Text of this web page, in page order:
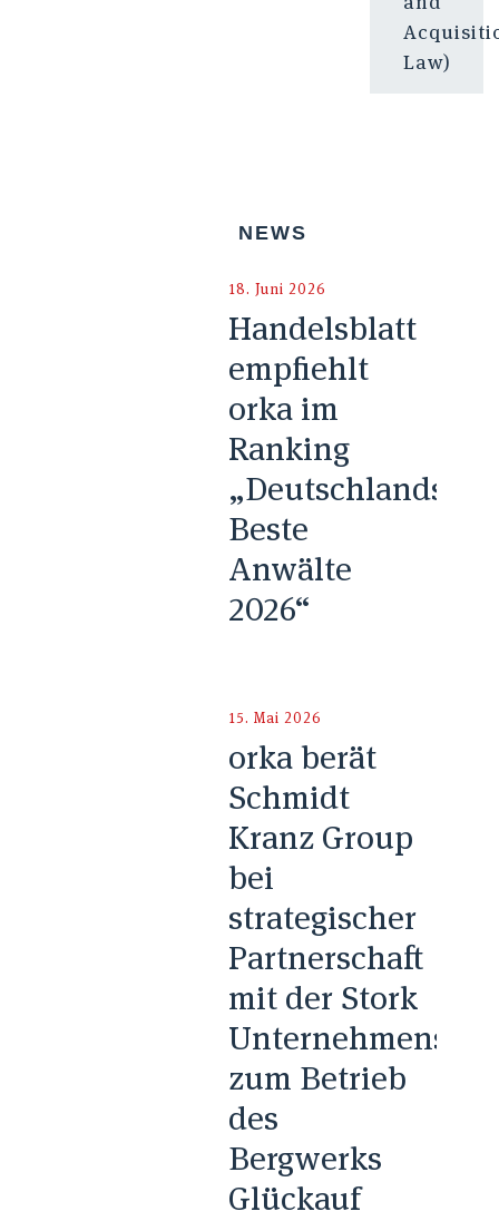
Law)
NEWS
18. Juni 2026
Handelsblatt
empfiehlt
orka im
Ranking
„Deutschlands
Beste
Anwälte
2026“
15. Mai 2026
orka berät
Schmidt
Kranz Group
bei
strategischer
Partnerschaft
mit der Stork
zum Betrieb
des
Bergwerks
Glückauf